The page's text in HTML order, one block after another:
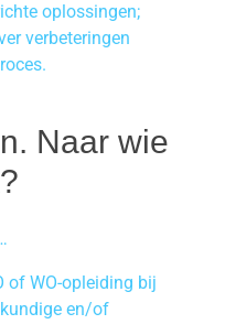
oplossingen;
verbeteringen
Naar wie
of WO-opleiding bij
en/of